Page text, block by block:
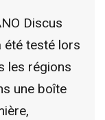
Discus
été testé lors
les régions
une boîte